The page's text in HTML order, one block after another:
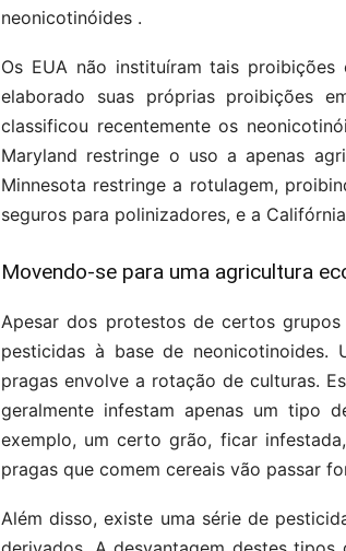
neonicotinóides .
Os EUA não instituíram tais
elaborado suas próprias proibições
classificou recentemente os
Maryland restringe o uso a apenas
Minnesota restringe a rotulagem,
seguros para polinizadores, e a
Movendo-se para uma agricultura
Apesar dos protestos de certos
pesticidas à base de neonicotinoides.
pragas envolve a rotação de culturas.
geralmente infestam apenas um tipo
exemplo, um certo grão, ficar
pragas que comem cereais vão passar
Além disso, existe uma série de